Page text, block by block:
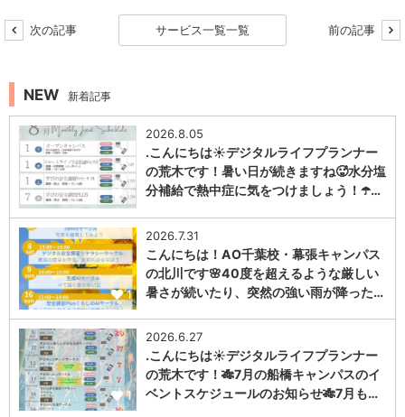
次の記事 サービス一覧一覧 前の記事
NEW 新着記事
1
2026.8.05
.こんにちは☀️デジタルライフプランナー
の荒木です！暑い日が続きますね🥵水分塩
分補給で熱中症に気をつけましょう！☂️…
1
2026.7.31
こんにちは！AO千葉校・幕張キャンパス
の北川です🌸40度を超えるような厳しい
暑さが続いたり、突然の強い雨が降った…
1
2026.6.27
.こんにちは☀️デジタルライフプランナー
の荒木です！🎋7月の船橋キャンパスのイ
ベントスケジュールのお知らせ🎋7月も…